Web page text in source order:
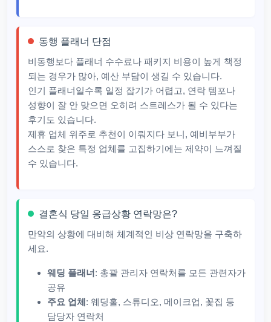
동행 플래너 단점
비동행보다 플래너 수수료나 패키지 비용이 높게 책정
되는 경우가 많아, 예산 부담이 생길 수 있습니다.​
인기 플래너일수록 일정 잡기가 어렵고, 연락 템포나
성향이 잘 안 맞으면 오히려 스트레스가 될 수 있다는
후기도 있습니다.​
제휴 업체 위주로 추천이 이뤄지다 보니, 예비부부가
스스로 찾은 특정 업체를 고집하기에는 제약이 느껴질
수 있습니다.
결혼식 당일 응급상황 연락망은?
만약의 상황에 대비해 체계적인 비상 연락망을 구축하
세요.
웨딩 플래너 : 총괄 관리자 연락처를 모든 관련자가
공유
주요 업체 : 웨딩홀, 스튜디오, 메이크업, 꽃집 등
담당자 연락처